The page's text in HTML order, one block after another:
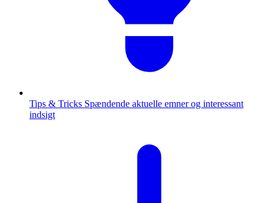
Tips & Tricks Spændende aktuelle emner og interessant
indsigt